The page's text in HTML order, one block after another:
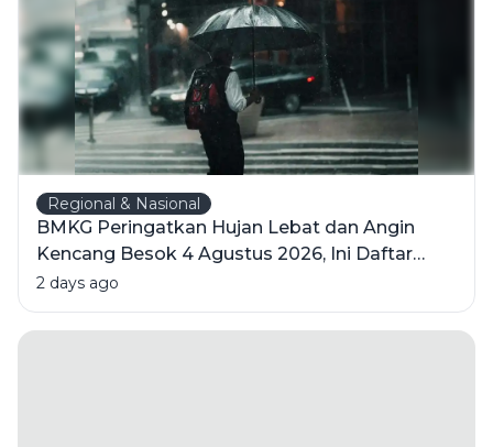
Regional & Nasional
BMKG Peringatkan Hujan Lebat dan Angin
Kencang Besok 4 Agustus 2026, Ini Daftar
Wilayahnya
2 days ago